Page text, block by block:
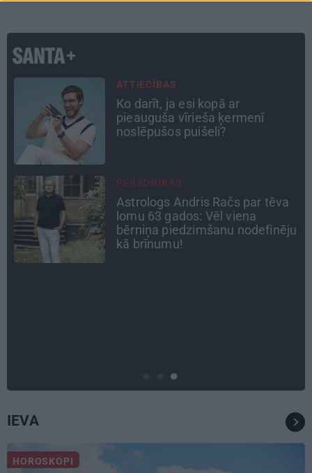
CEĻOJUMA PLĀNS
Draudzeņu ceļojums bez
drāmām: noderīgi padomi
plānošanai un 16 galamērķu
DZĪVESSTĀSTS
Stāsts, kas pārspēj kino
scenārijus: Kā Liepājas zēns
Volfs Ruvinskis kļuva par
Meksikas superzvaigzni
IEVA
HOROSKOPI